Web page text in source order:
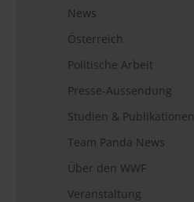
News
Österreich
Politische Arbeit
Presse-Aussendung
Studien & Publikationen
Team Panda News
Über den WWF
Veranstaltung